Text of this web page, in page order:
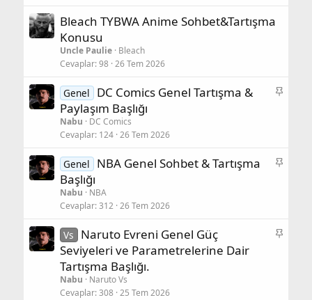
Bleach TYBWA Anime Sohbet&Tartışma
Konusu
Uncle Paulie
Bleach
Cevaplar 98 26 Tem 2026
S
Genel
DC Comics Genel Tartışma &
Paylaşım Başlığı
Nabu
DC Comics
Cevaplar 124 26 Tem 2026
S
Genel
NBA Genel Sohbet & Tartışma
Başlığı
Nabu
NBA
Cevaplar 312 26 Tem 2026
S
Vs
Naruto Evreni Genel Güç
Seviyeleri ve Parametrelerine Dair
Tartışma Başlığı.
Nabu
Naruto Vs
Cevaplar 308 25 Tem 2026